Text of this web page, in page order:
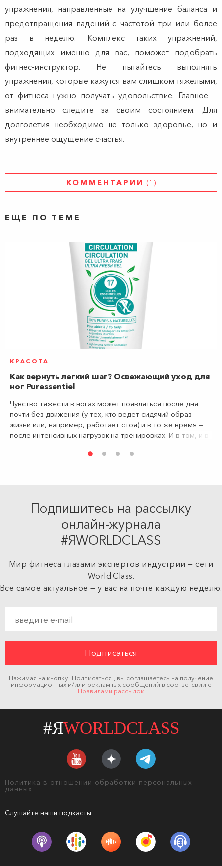
упражнения, направленные на улучшение баланса и
предотвращения падений с частотой три или более
раз в неделю. Комплекс таких упражнений,
подходящих именно для вас, поможет подобрать
фитнес-инструктор. Не пытайтесь выполнять
упражнения, которые кажутся вам слишком тяжелыми,
от фитнеса нужно получать удовольствие. Главное —
внимательно следите за своим состоянием. Для
долголетия необходимо не только здоровье, но и
внутреннее ощущение счастья.
КОММЕНТАРИИ (1)
ЕЩЕ ПО ТЕМЕ
КРАСОТА
Как вернуть легкий шаг? Освежающий уход для
ног ​Puressentiel
Чувство тяжести в ногах может появляться после дня
почти без движения (у тех, кто ведет сидячий образ
жизни или, например, работает стоя) и в то же время —
после интенсивных нагрузок на тренировках. И в том, и в
вариант — с помощью массажа, который «разгонит» кровь
Подпишитесь на рассылку
онлайн-журнала
#ЯWORLDCLASS
Мир фитнеса глазами экспертов индустрии — сети
World Class.
Все самое актуальное — у вас на почте каждую неделю.
Нажимая на кнопку "Подписаться", вы соглашаетесь на получение
информационных и/или рекламных сообщений в соответсвии с
Правилами рассылок
#ЯWORLDCLASS
Политика в отношении обработки персональных
данных.
Слушайте наши подкасты